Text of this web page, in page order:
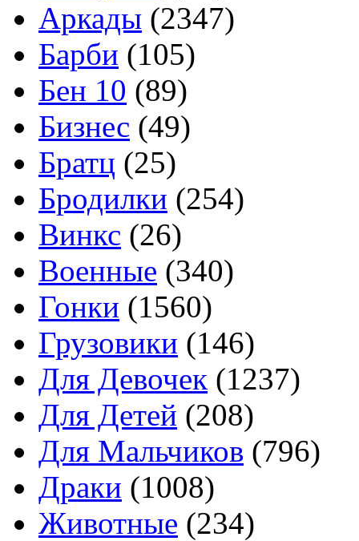
Аркады (2347)
Барби (105)
Бен 10 (89)
Бизнес (49)
Братц (25)
Бродилки (254)
Винкс (26)
Военные (340)
Гонки (1560)
Грузовики (146)
Для Девочек (1237)
Для Детей (208)
Для Мальчиков (796)
Драки (1008)
Животные (234)